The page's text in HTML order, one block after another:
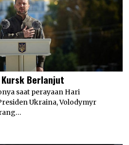
Berlanjut
saat perayaan Hari
Ukraina, Volodymyr